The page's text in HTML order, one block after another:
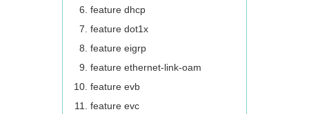
feature dhcp
feature dot1x
feature eigrp
feature ethernet-link-oam
feature evb
feature evc